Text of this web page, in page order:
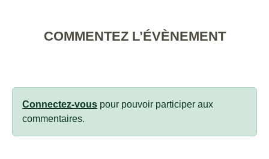
COMMENTEZ L’ÉVÈNEMENT
Connectez-vous pour pouvoir participer aux
commentaires.